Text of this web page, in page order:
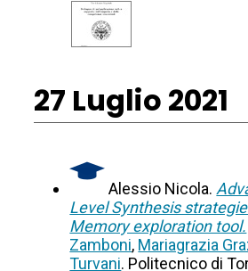
27 Luglio 2021
Alessio Nicola.
Level Synthesis
Memory exploration tool.
Zamboni, Mariagrazia
Turvani. Politecnico di